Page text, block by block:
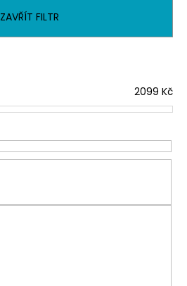
ZAVŘÍT FILTR
2099 Kč